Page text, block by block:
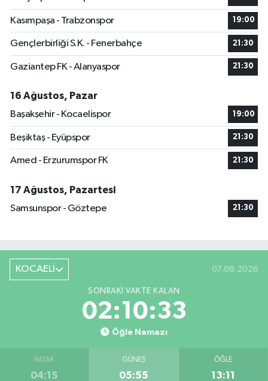
Kasımpaşa - Trabzonspor 19:00
Gençlerbirliği S.K. - Fenerbahçe 21:30
Gaziantep FK - Alanyaspor 21:30
16 Ağustos, Pazar
Başakşehir - Kocaelispor
19:00
Beşiktaş - Eyüpspor 21:30
Amed - Erzurumspor FK 21:30
17 Ağustos, Pazartesi
Samsunspor - Göztepe
21:30
KOCAELİ 07.08.2026
SONRAKI VAKTE KALAN
02:10:32
Öğle Namazı
İMSAK
04:15
GÜNEŞ
05:55
ÖĞLE
13:11